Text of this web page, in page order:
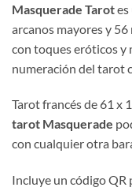
Masquerade Tarot
arcanos mayores y
con toques eróticos y
numeración del tarot
Tarot francés de 61 x
tarot Masquerade
con cualquier otra
Incluye un código QR